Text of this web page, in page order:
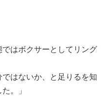
ではボクサーとしてリング
はないか、と足りるを知
。」